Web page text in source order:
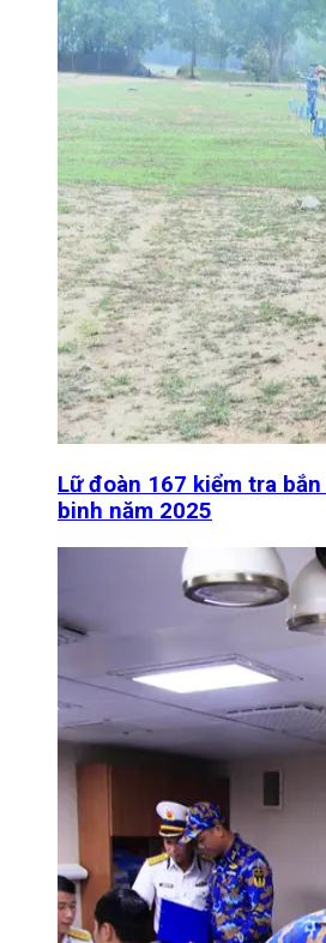
Lữ đoàn 167 kiểm tra
binh năm 2025